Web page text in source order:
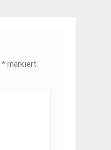
*markiert